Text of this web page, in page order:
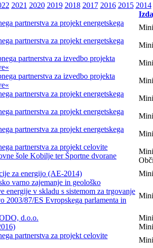
2021 2020 2019 2018 2017 2016 2015 2014
partnerstva za projekt energetskega
partnerstva za projekt energetskega
partnerstva za izvedbo projekta
partnerstva za izvedbo projekta
partnerstva za projekt energetskega
partnerstva za projekt energetskega
partnerstva za projekt energetskega
partnerstva za projekt celovite
šole Kobilje ter Športne dvorane
za energijo (AE-2014)
varno zajemanje in geološko
v skladu s sistemom za trgovanje
87/ES Evropskega parlamenta in
d.o.o.
partnerstva za projekt celovite